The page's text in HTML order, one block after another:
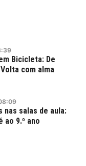
Bicicleta: De
com alma
nas salas de aula:
ao 9.º ano